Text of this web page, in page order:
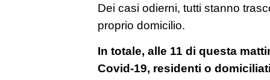
Dei casi odierni, tutti stanno
proprio domicilio.
In totale, alle 11 di questa
Covid-19, residenti o